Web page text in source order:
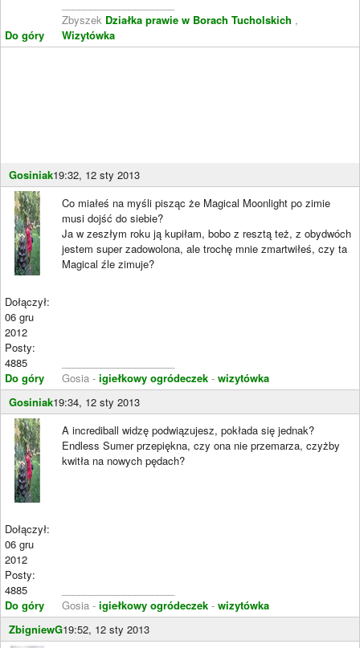
Do góry
Zbyszek Działka prawie w Borach Tucholskich ,
Wizytówka
Gosiniak19:32, 12 sty 2013
Dołączył:
06 gru
2012
Posty:
4885
Do góry
Co miałeś na myśli pisząc że Magical Moonlight po zimie
musi dojść do siebie?
Ja w zeszłym roku ją kupiłam, bobo z resztą też, z obydwóch
jestem super zadowolona, ale trochę mnie zmartwiłeś, czy ta
Magical źle zimuje?
Gosia - igiełkowy ogródeczek - wizytówka
Gosiniak19:34, 12 sty 2013
Dołączył:
06 gru
2012
Posty:
4885
Do góry
A incrediball widzę podwiązujesz, pokłada się jednak?
Endless Sumer przepiękna, czy ona nie przemarza, czyżby
kwitła na nowych pędach?
Gosia - igiełkowy ogródeczek - wizytówka
ZbigniewG19:52, 12 sty 2013